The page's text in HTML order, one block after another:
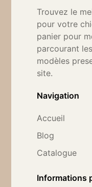
Trouvez le
pour votre
panier pour
parcourant
modèles
site.
Navigation
Accueil
Blog
Catalogue
Informations